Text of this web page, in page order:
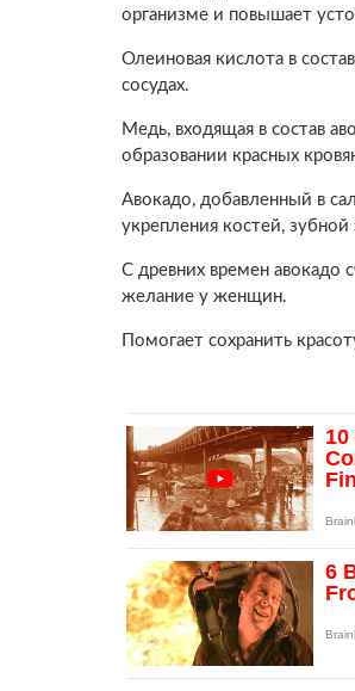
организме и повышает
Олеиновая кислота в
сосудах.
Медь, входящая в состав
образовании красных
Авокадо, добавленный в
укрепления костей,
С древних времен авокадо
желание у женщин.
Помогает сохранить